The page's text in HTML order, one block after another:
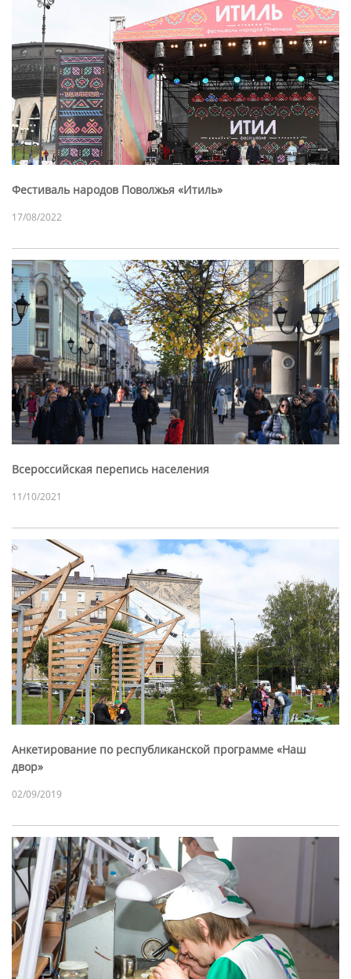
Фестиваль народов Поволжья «Итиль»
17/08/2022
Всероссийская перепись населения
11/10/2021
Анкетирование по республиканской программе «Наш
двор»
02/09/2019